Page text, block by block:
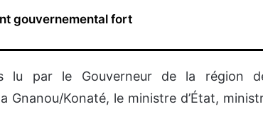
gouvernemental fort
lu par le Gouverneur de la région
Gnanou/Konaté, le ministre d’État,